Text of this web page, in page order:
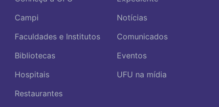
Campi
Faculdades e Institutos
Bibliotecas
Hospitais
Restaurantes
Notícias
Comunicados
Eventos
UFU na mídia